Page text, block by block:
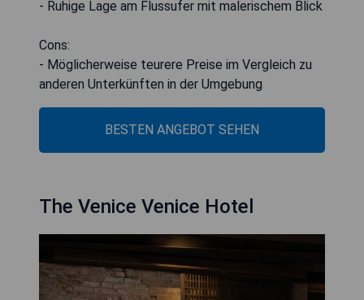
- Ruhige Lage am Flussufer mit malerischem Blick
Cons:
- Möglicherweise teurere Preise im Vergleich zu
anderen Unterkünften in der Umgebung
BESTEN ANGEBOT SEHEN
The Venice Venice Hotel